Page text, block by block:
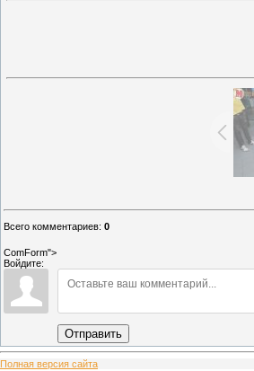
Всего комментариев: 0
ComForm">
Войдите:
Отправить
Полная версия сайта